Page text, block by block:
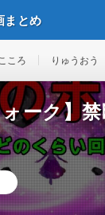
まとめ
ころ りゅうおう
ーク】